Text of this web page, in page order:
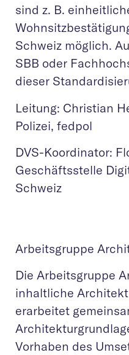
sind z. B.
Schweiz möglich.
SBB oder
dieser
Leitung: Christian
Polizei, fedpol
DVS-Koordinator:
Geschäftsstelle
Schweiz
Arbeitsgruppe
Die Arbeitsgruppe
inhaltliche
erarbeitet
Vorhaben des